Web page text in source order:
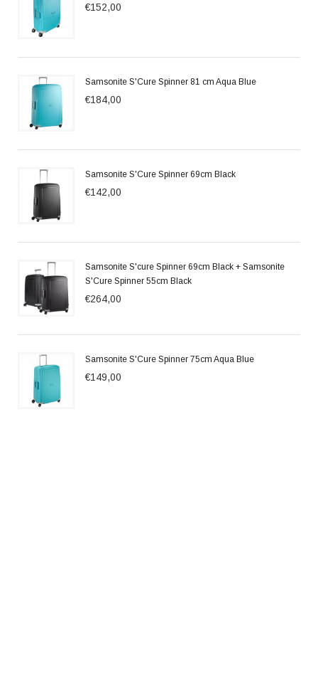
€152,00
Samsonite S'Cure Spinner 81 cm Aqua Blue
€184,00
Samsonite S'Cure Spinner 69cm Black
€142,00
Samsonite S'cure Spinner 69cm Black + Samsonite
S'Cure Spinner 55cm Black
€264,00
Samsonite S'Cure Spinner 75cm Aqua Blue
€149,00